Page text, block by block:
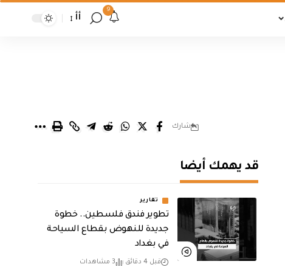
9
أأ
شارك
قد يهمك أيضا
تقارير
تطوير فندق فلسطين.. خطوة
جديدة للنهوض بقطاع السياحة
في بغداد
قبل 4 دقائق 3 مشاهدات